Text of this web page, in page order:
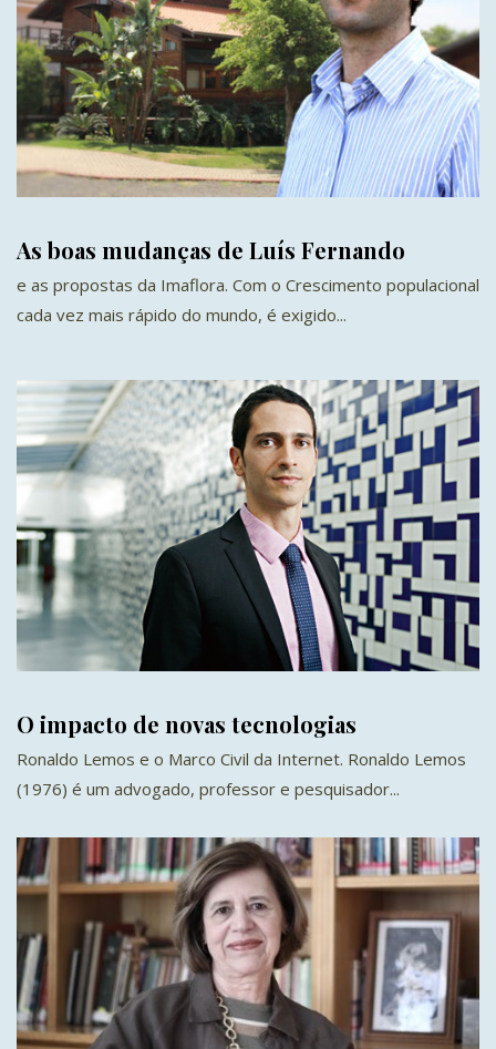
As boas mudanças de Luís Fernando
e as propostas da Imaflora. Com o Crescimento populacional
cada vez mais rápido do mundo, é exigido...
O impacto de novas tecnologias
Ronaldo Lemos e o Marco Civil da Internet. Ronaldo Lemos
(1976) é um advogado, professor e pesquisador...